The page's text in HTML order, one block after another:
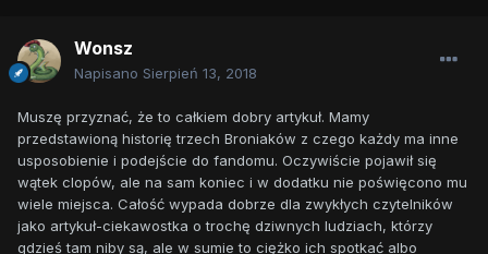
Wonsz
Napisano Sierpień 13, 2018
Muszę przyznać, że to całkiem dobry artykuł. Mamy
przedstawioną historię trzech Broniaków z czego każdy ma inne
usposobienie i podejście do fandomu. Oczywiście pojawił się
wątek clopów, ale na sam koniec i w dodatku nie poświęcono mu
wiele miejsca. Całość wypada dobrze dla zwykłych czytelników
jako artykuł-ciekawostka o trochę dziwnych ludziach, którzy
gdzieś tam niby są, ale w sumie to ciężko ich spotkać albo